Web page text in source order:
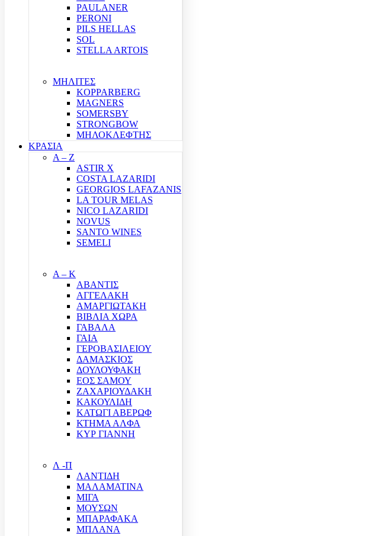
PAULANER
PERONI
PILS HELLAS
SOL
STELLA ARTOIS
ΜΗΛΙΤΕΣ
KOPPARBERG
MAGNERS
SOMERSBY
STRONGBOW
ΜΗΛΟΚΛΕΦΤΗΣ
ΚΡΑΣΙΑ
A – Z
ASTIR X
COSTA LAZARIDI
GEORGIOS LAFAZANIS
LA TOUR MELAS
NICO LAZARIDI
NOVUS
SANTO WINES
SEMELI
Α – Κ
ΑΒΑΝΤΙΣ
ΑΓΓΕΛΑΚΗ
ΑΜΑΡΓΙΩΤΑΚΗ
ΒΙΒΛΙΑ ΧΩΡΑ
ΓΑΒΑΛΑ
ΓΑΙΑ
ΓΕΡΟΒΑΣΙΛΕΙΟΥ
ΔΑΜΑΣΚΙΟΣ
ΔΟΥΛΟΥΦΑΚΗ
ΕΟΣ ΣΑΜΟΥ
ΖΑΧΑΡΙΟΥΔΑΚΗ
ΚΑΚΟΥΛΙΔΗ
ΚΑΤΩΓΙ ΑΒΕΡΩΦ
ΚΤΗΜΑ ΑΛΦΑ
ΚΥΡ ΓΙΑΝΝΗ
Λ -Π
ΛΑΝΤΙΔΗ
ΜΑΛΑΜΑΤΙΝΑ
ΜΙΓΑ
ΜΟΥΣΩΝ
ΜΠΑΡΑΦΑΚΑ
ΜΠΛΑΝΑ